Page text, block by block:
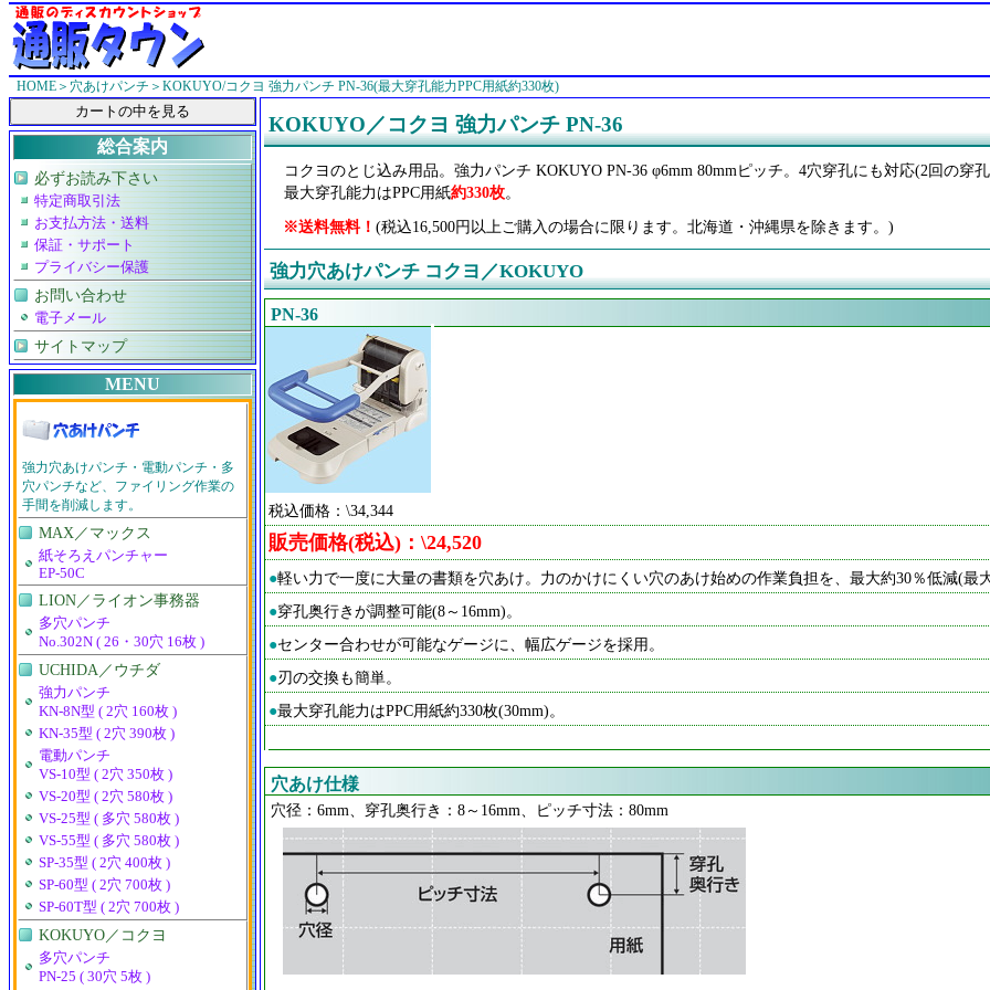
KOKUYO／コクヨ 強力パンチ PN-36
コクヨのとじ込み用品。強力パンチ KOKUYO PN-36 φ6mm 80mmピッチ。4穴穿孔にも対応(2回の穿孔
最大穿孔能力はPPC用紙約330枚。
※送料無料！ (税込16,500円以上ご購入の場合に限ります。北海道・沖縄県を除きます。)
強力穴あけパンチ コクヨ／KOKUYO
PN-36
税込価格：\34,344
販売価格(税込)：\24,520
●軽い力で一度に大量の書類を穴あけ。力のかけにくい穴のあけ始めの作業負担を、最大約30％低減(最
●穿孔奥行きが調整可能(8～16mm)。
●センター合わせが可能なゲージに、幅広ゲージを採用。
●刃の交換も簡単。
●最大穿孔能力はPPC用紙約330枚(30mm)。
穴あけ仕様
穴径：6mm、穿孔奥行き：8～16mm、ピッチ寸法：80mm
総合案内
必ずお読み下さい
特定商取引法
お支払方法・送料
保証・サポート
プライバシー保護
お問い合わせ
電子メール
サイトマップ
MENU
強力穴あけパンチ・電動パンチ・多
穴パンチなど、ファイリング作業の
手間を削減します。
MAX／マックス
紙そろえパンチャー
EP-50C
LION／ライオン事務器
多穴パンチ
No.302N ( 26・30穴 16枚 )
UCHIDA／ウチダ
強力パンチ
KN-8N型 ( 2穴 160枚 )
KN-35型 ( 2穴 390枚 )
電動パンチ
VS-10型 ( 2穴 350枚 )
VS-20型 ( 2穴 580枚 )
VS-25型 ( 多穴 580枚 )
VS-55型 ( 多穴 580枚 )
SP-35型 ( 2穴 400枚 )
SP-60型 ( 2穴 700枚 )
SP-60T型 ( 2穴 700枚 )
KOKUYO／コクヨ
多穴パンチ
PN-25 ( 30穴 5枚 )
HOME ＞ 穴あけパンチ ＞KOKUYO/コクヨ 強力パンチ PN-36(最大穿孔能力PPC用紙約330枚)